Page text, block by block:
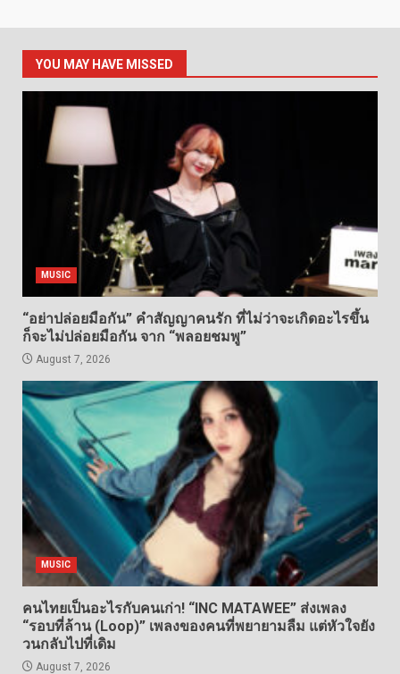
YOU MAY HAVE MISSED
MUSIC
“อย่าปล่อยมือกัน” คำสัญญาคนรัก ที่ไม่ว่าจะเกิดอะไรขึ้น
ก็จะไม่ปล่อยมือกัน จาก “พลอยชมพู”
August 7, 2026
MUSIC
คนไทยเป็นอะไรกับคนเก่า! “INC MATAWEE” ส่งเพลง
“รอบที่ล้าน (Loop)” เพลงของคนที่พยายามลืม แต่หัวใจยัง
วนกลับไปที่เดิม
August 7, 2026